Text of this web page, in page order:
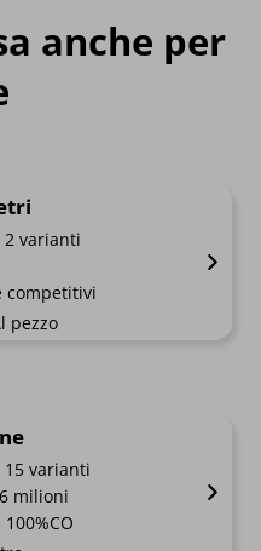
anche per
varianti
competitivi
da €7.95 a €32.95
pezzo
varianti
milioni